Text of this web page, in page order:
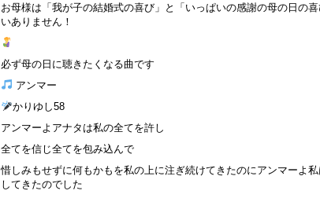
お母様は「我が子の結婚式の喜び」と「いっぱいの感謝の母の日の
いありません！
必ず母の日に聴きたくなる曲です
アンマー
かりゆし58
アンマーよアナタは私の全てを許し
全てを信じ全てを包み込んで
惜しみもせずに何もかもを私の上に注ぎ続けてきたのにアンマーよ
してきたのでした